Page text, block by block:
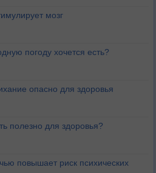
мозг
погоду хочется есть?
опасно для здоровья
полезно для здоровья?
повышает риск психических